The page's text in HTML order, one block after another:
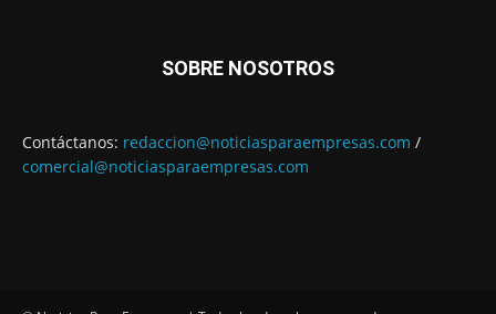
SOBRE NOSOTROS
Contáctanos: redaccion@noticiasparaempresas.com /
comercial@noticiasparaempresas.com